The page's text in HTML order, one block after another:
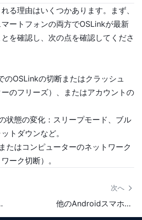
る理由はいくつかあります。まず、
ートフォンの両方でOSLinkが最新
を確認し、次の点を確認してくださ
のOSLinkの切断またはクラッシュ
ーのフリーズ）、またはアカウントの
状態の変化：スリープモード、ブル
トダウンなど。
たはコンピューターのネットワーク
ーク切断）。
合の対処方法
次へ
他のAndroidスマホでリモートする方法